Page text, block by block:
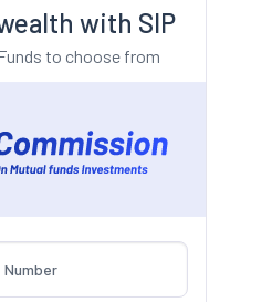
with SIP
to choose from